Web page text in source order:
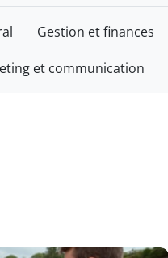
Gestion et finances
et communication